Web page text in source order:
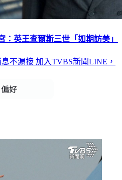
英王查爾斯三世「如期訪美」
不漏接 加入TVBS新聞LINE，